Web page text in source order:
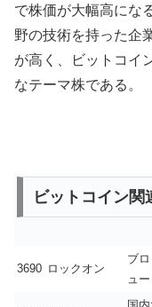
で株価が大幅高にな
野の技術を持った企
が高く、ビットコイ
なテーマ株である。
ビットコイン関
3690 ロックオン
ブ
ュ